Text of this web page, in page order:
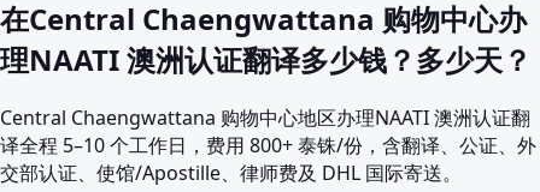
在Central Chaengwattana 购物中心办
理NAATI 澳洲认证翻译多少钱？多少天？
Central Chaengwattana 购物中心地区办理NAATI 澳洲认证翻
译全程 5–10 个工作日，费用 800+ 泰铢/份，含翻译、公证、外
交部认证、使馆/Apostille、律师费及 DHL 国际寄送。